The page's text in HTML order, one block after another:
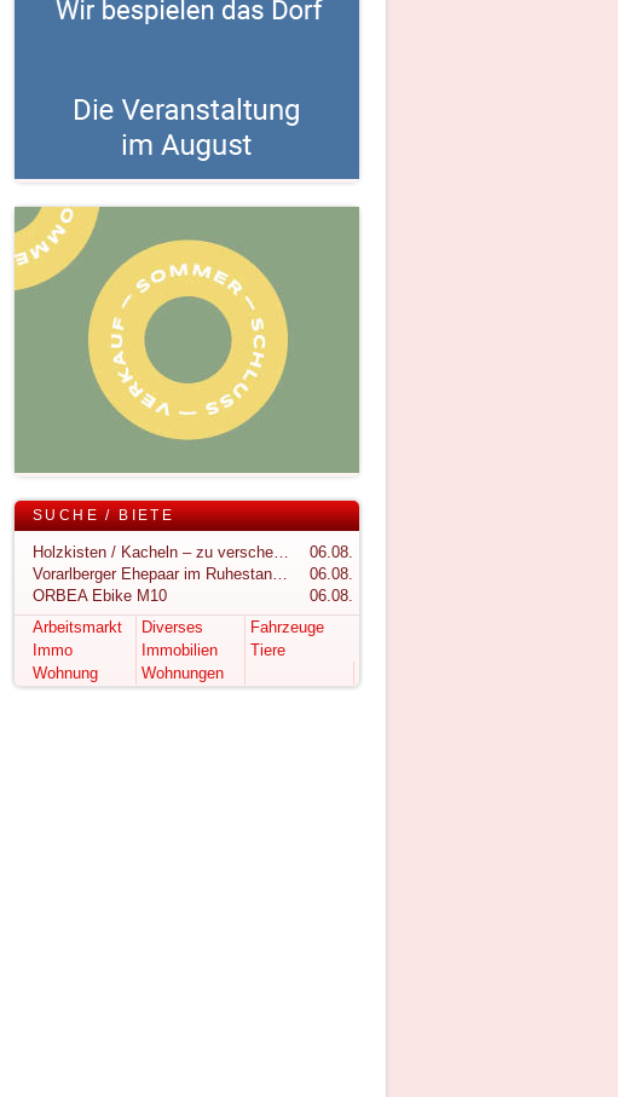
SUCHE / BIETE
Holzkisten / Kacheln – zu verschenken
06.08.
Vorarlberger Ehepaar im Ruhestand sucht ruhigen Rückzugsort im Bregenzerwald
06.08.
ORBEA Ebike M10
06.08.
Arbeitsmarkt
Diverses
Fahrzeuge
Immo
Immobilien
Tiere
Wohnung
Wohnungen